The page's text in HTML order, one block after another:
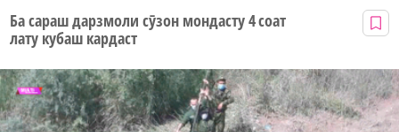
Ба сараш дарзмоли сӯзон мондасту 4 соат
лату кубаш кардаст